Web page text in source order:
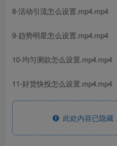
8-活动引流怎么设置.mp4.mp4
9-趋势明星怎么设置.mp4.mp4
10-均匀测款怎么设置.mp4.mp4
11-好货快投怎么设置.mp4.mp4
此处内容已隐藏